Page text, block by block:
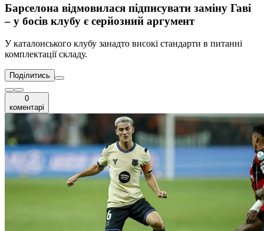
Барселона відмовилася підписувати заміну Гаві
– у босів клубу є серйозний аргумент
У каталонського клубу занадто високі стандарти в питанні
комплектації складу.
Поділитись
0
коментарі